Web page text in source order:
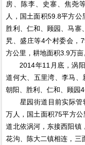
房、陈李、史寨、焦尧
人，国土面积59.8平方公
胜利、仁和、顾园、马寨
旯、盛庄等4个村委会，
方公里，耕地面积3.9万亩
2014年11月底，涡阳
道何大、五里湾、李马
朝阳、胜利、仁和、顾园4
星园街道目前实际管
万人，国土面积75平方
道北依涡河，东接西阳镇
花沟、陈大二镇相连，三